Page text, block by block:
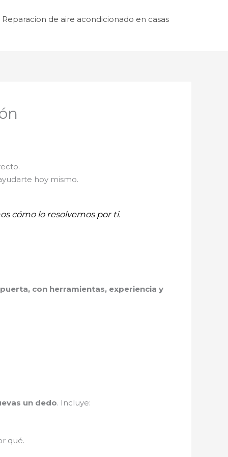
Reparacion de aire acondicionado en casas
hoy mismo.
cómo lo resolvemos por ti.
con herramientas, experiencia y
un dedo. Incluye:
qué.